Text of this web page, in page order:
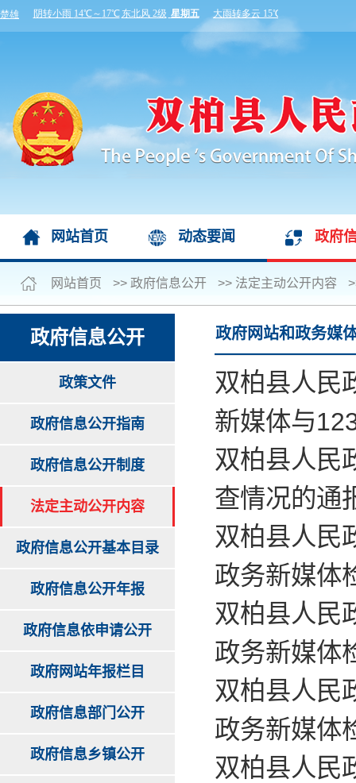
网站首页 动态要闻 政府
网站首页 >> 政府信息公开 >> 法定主动公开内容
政府信息公开
政策文件
政府信息公开指南
政府信息公开制度
法定主动公开内容
政府信息公开基本目录
政府信息公开年报
政府信息依申请公开
政府网站年报栏目
政府信息部门公开
政府信息乡镇公开
政府网站和政务媒
双柏县人民
新媒体与
双柏县人民
查情况的通
双柏县人民
政务新媒体
双柏县人民
政务新媒体
双柏县人民
政务新媒体
双柏县人民